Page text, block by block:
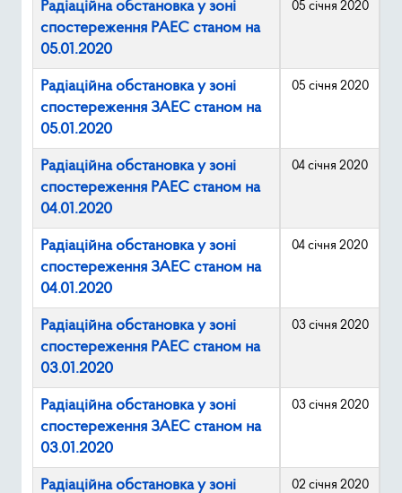
Радіаційна обстановка у зоні
спостереження РАЕС станом на
05.01.2020
05 січня 2020
Радіаційна обстановка у зоні
спостереження ЗАЕС станом на
05.01.2020
05 січня 2020
Радіаційна обстановка у зоні
спостереження РАЕС станом на
04.01.2020
04 січня 2020
Радіаційна обстановка у зоні
спостереження ЗАЕС станом на
04.01.2020
04 січня 2020
Радіаційна обстановка у зоні
спостереження РАЕС станом на
03.01.2020
03 січня 2020
Радіаційна обстановка у зоні
спостереження ЗАЕС станом на
03.01.2020
03 січня 2020
Радіаційна обстановка у зоні 02 січня 2020